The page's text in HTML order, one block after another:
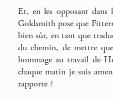
Et, en les opposant dans
Goldsmith pose que
bien sûr, en tant que
du chemin, de mettre
hommage au travail de
chaque matin je suis
rapporte ?